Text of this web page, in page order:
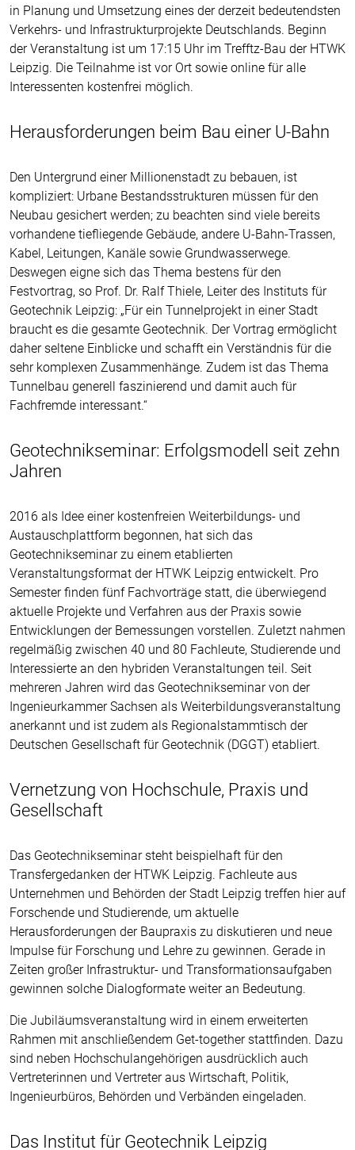
in Planung und Umsetzung eines der derzeit bedeutendsten
Verkehrs- und Infrastrukturprojekte Deutschlands. Beginn
der Veranstaltung ist um 17:15 Uhr im Trefftz-Bau der HTWK
Leipzig. Die Teilnahme ist vor Ort sowie online für alle
Interessenten kostenfrei möglich.
Herausforderungen beim Bau einer U-Bahn
Den Untergrund einer Millionenstadt zu bebauen, ist
kompliziert: Urbane Bestandsstrukturen müssen für den
Neubau gesichert werden; zu beachten sind viele bereits
vorhandene tiefliegende Gebäude, andere U-Bahn-Trassen,
Kabel, Leitungen, Kanäle sowie Grundwasserwege.
Deswegen eigne sich das Thema bestens für den
Festvortrag, so Prof. Dr. Ralf Thiele, Leiter des Instituts für
Geotechnik Leipzig: „Für ein Tunnelprojekt in einer Stadt
braucht es die gesamte Geotechnik. Der Vortrag ermöglicht
daher seltene Einblicke und schafft ein Verständnis für die
sehr komplexen Zusammenhänge. Zudem ist das Thema
Tunnelbau generell faszinierend und damit auch für
Fachfremde interessant.“
Geotechnikseminar: Erfolgsmodell seit zehn
Jahren
2016 als Idee einer kostenfreien Weiterbildungs- und
Austauschplattform begonnen, hat sich das
Geotechnikseminar zu einem etablierten
Veranstaltungsformat der HTWK Leipzig entwickelt. Pro
Semester finden fünf Fachvorträge statt, die überwiegend
aktuelle Projekte und Verfahren aus der Praxis sowie
Entwicklungen der Bemessungen vorstellen. Zuletzt nahmen
regelmäßig zwischen 40 und 80 Fachleute, Studierende und
Interessierte an den hybriden Veranstaltungen teil. Seit
mehreren Jahren wird das Geotechnikseminar von der
Ingenieurkammer Sachsen als Weiterbildungsveranstaltung
anerkannt und ist zudem als Regionalstammtisch der
Deutschen Gesellschaft für Geotechnik (DGGT) etabliert.
Vernetzung von Hochschule, Praxis und
Gesellschaft
Das Geotechnikseminar steht beispielhaft für den
Transfergedanken der HTWK Leipzig. Fachleute aus
Unternehmen und Behörden der Stadt Leipzig treffen hier auf
Forschende und Studierende, um aktuelle
Herausforderungen der Baupraxis zu diskutieren und neue
Impulse für Forschung und Lehre zu gewinnen. Gerade in
Zeiten großer Infrastruktur- und Transformationsaufgaben
gewinnen solche Dialogformate weiter an Bedeutung.
Die Jubiläumsveranstaltung wird in einem erweiterten
Rahmen mit anschließendem Get-together stattfinden. Dazu
sind neben Hochschulangehörigen ausdrücklich auch
Vertreterinnen und Vertreter aus Wirtschaft, Politik,
Ingenieurbüros, Behörden und Verbänden eingeladen.
Das Institut für Geotechnik Leipzig